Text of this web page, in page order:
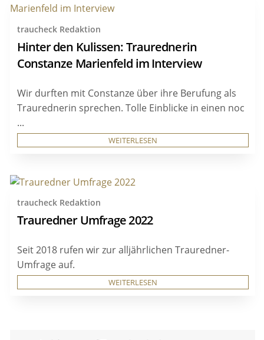
traucheck Redaktion
Hinter den Kulissen: Traurednerin
Constanze Marienfeld im Interview
Wir durften mit Constanze über ihre Berufung als
Traurednerin sprechen. Tolle Einblicke in einen noc
...
WEITERLESEN
traucheck Redaktion
Trauredner Umfrage 2022
Seit 2018 rufen wir zur alljährlichen Trauredner-
Umfrage auf.
WEITERLESEN